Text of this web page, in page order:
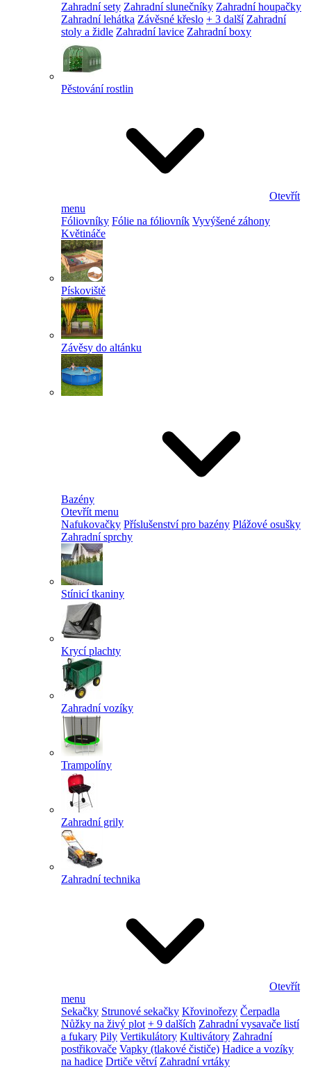
Zahradní sety Zahradní slunečníky Zahradní houpačky
Zahradní lehátka Závěsné křeslo + 3 další Zahradní
stoly a židle Zahradní lavice Zahradní boxy
Pěstování rostlin
Otevřít
menu
Fóliovníky Fólie na fóliovník Vyvýšené záhony
Květináče
Pískoviště
Závěsy do altánku
Bazény
Otevřít menu
Nafukovačky Příslušenství pro bazény Plážové osušky
Zahradní sprchy
Stínicí tkaniny
Krycí plachty
Zahradní vozíky
Trampolíny
Zahradní grily
Zahradní technika
Otevřít
menu
Sekačky Strunové sekačky Křovinořezy Čerpadla
Nůžky na živý plot + 9 dalších Zahradní vysavače listí
a fukary Pily Vertikulátory Kultivátory Zahradní
postřikovače Vapky (tlakové čističe) Hadice a vozíky
na hadice Drtiče větví Zahradní vrtáky